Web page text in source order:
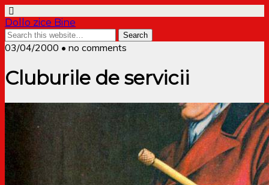
Dollo zice Bine
03/04/2000 • no comments
Cluburile de servicii